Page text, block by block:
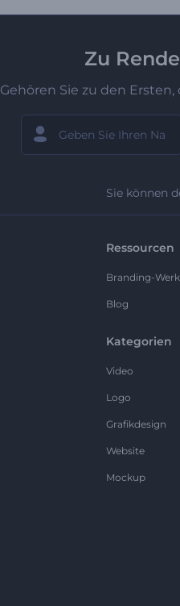
Zu
Gehören Sie zu den
Sie können
Ressourcen
Branding-
Blog
Kategorien
Video
Logo
Grafikdesign
Website
Mockup